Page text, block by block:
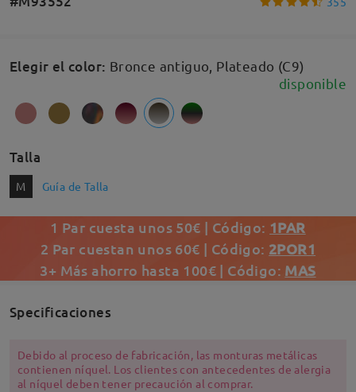
Elegir el color: Bronce antiguo, Plateado (C9)
disponible
Talla
M Guía de Talla
1 Par cuesta unos 50€ | Código: 1PAR
2 Par cuestan unos 60€ | Código: 2POR1
3+ Más ahorro hasta 100€ | Código: MAS
Specificaciones
Debido al proceso de fabricación, las monturas metálicas
contienen níquel. Los clientes con antecedentes de alergia
al níquel deben tener precaución al comprar.